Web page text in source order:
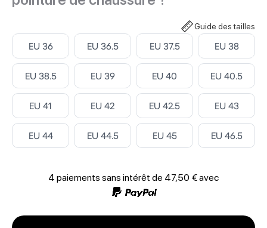
Guide des tailles
Select ‎
EU 36 Select ‎
EU 36.5 Select ‎
EU 37.5 Select ‎
EU 38
Select ‎
EU 38.5 Select ‎
EU 39 Select ‎
EU 40 Select ‎
EU 40.5
Select ‎
EU 41 Select ‎
EU 42 Select ‎
EU 42.5 Select ‎
EU 43
Select ‎
EU 44 Select ‎
EU 44.5 Select ‎
EU 45 Select ‎
EU 46.5
4 paiements sans intérêt de 47,50 €avec